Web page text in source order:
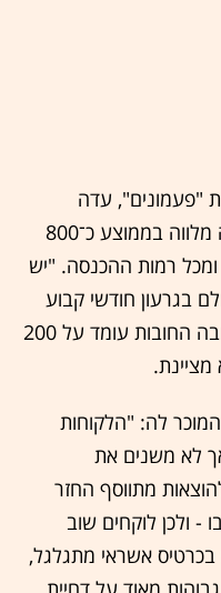
"פעמונים", עדה
לשחיקה מקרוב. לדבריה, העמותה מלווה בממוצע כ־800
רמות ההכנסה. "יש
בגרעון חודשי קבוע
של 2,000־2,500 שקל, וממוצע גובה החובות עומד על 200
לה: "הלקוחות
אך לא משנים את
מתווסף החזר
- ולכן לוקחים שוב
אשראי מתגלגל,